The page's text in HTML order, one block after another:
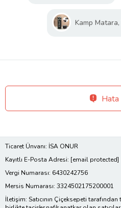
Kamp
Ticaret Ünvanı: İSA ONUR
Kayıtlı E-Posta Adresi: [email protected]
Vergi Numarası: 6430242756
Mersis Numarası: 3324502175200001
İletişim: Satıcının Çiçeksepeti